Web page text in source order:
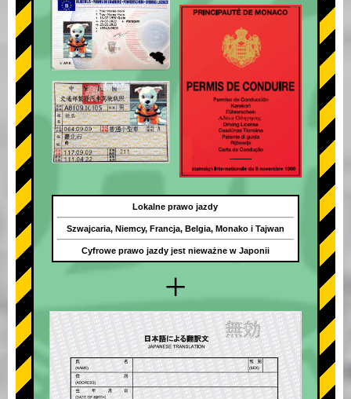
+
Lokalne prawo jazdy
Szwajcaria, Niemcy, Francja, Belgia, Monako i Tajwan
Cyfrowe prawo jazdy jest nieważne w Japonii